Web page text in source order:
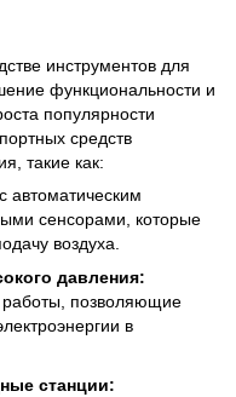
инструментов для
функциональности и
популярности
средств
такие как:
автоматическим
сенсорами, которые
воздуха.
давления:
позволяющие
в
станции: